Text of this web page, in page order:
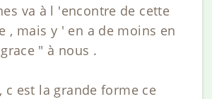
va à l 'encontre de cette
, mais y ' en a de moins en
" à nous .
c est la grande forme ce